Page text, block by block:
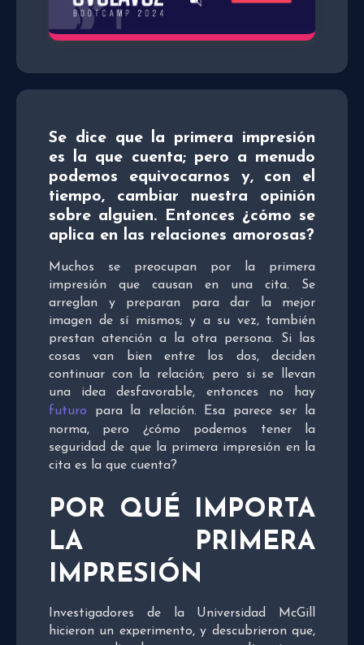
Se dice que la primera impresión
es la que cuenta; pero a menudo
podemos equivocarnos y, con el
tiempo, cambiar nuestra opinión
sobre alguien. Entonces ¿cómo se
aplica en las relaciones amorosas?
Muchos se preocupan por la primera
impresión que causan en una cita. Se
arreglan y preparan para dar la mejor
imagen de sí mismos; y a su vez, también
prestan atención a la otra persona. Si las
cosas van bien entre los dos, deciden
continuar con la relación; pero si se llevan
una idea desfavorable, entonces no hay
futuro para la relación. Esa parece ser la
norma, pero ¿cómo podemos tener la
seguridad de que la primera impresión en la
cita es la que cuenta?
POR QUÉ IMPORTA
LA PRIMERA
IMPRESIÓN
Investigadores de la Universidad McGill
hicieron un experimento, y descubrieron que,